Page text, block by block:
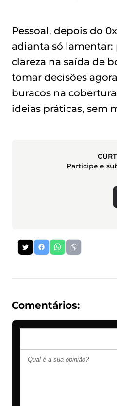
Pessoal, depois do
adianta só lamentar:
clareza na saída de
tomar decisões
buracos na
ideias práticas, sem
Participe e
Comentários: